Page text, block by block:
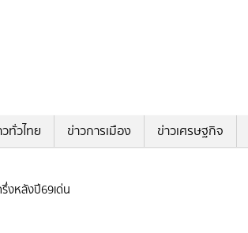
ทั่วไทย ข่าวการเมือง ข่าวเศรษฐกิจ
งหลังปี69เด่น